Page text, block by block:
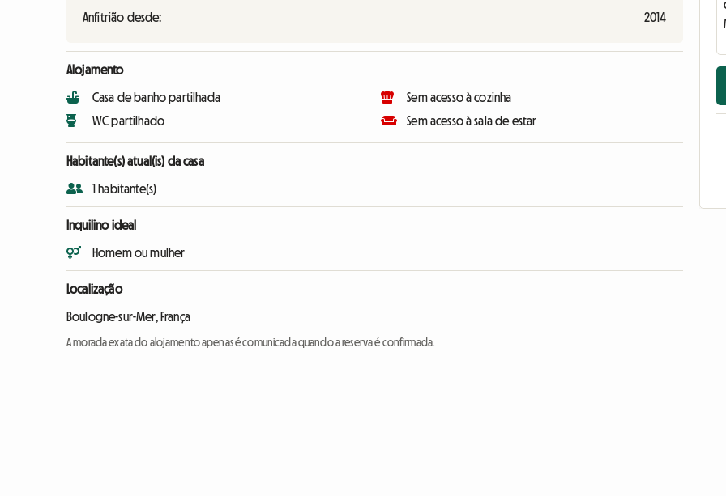
Anfitrião desde: 2014
Alojamento
Casa de banho partilhada
WC partilhado
Sem acesso à cozinha
Sem acesso à sala de estar
Habitante(s) atual(is) da casa
1 habitante(s)
Inquilino ideal
Homem ou mulher
Localização
Boulogne-sur-Mer, França
A morada exata do alojamento apenas é comunicada quando a reserva é confirmada.